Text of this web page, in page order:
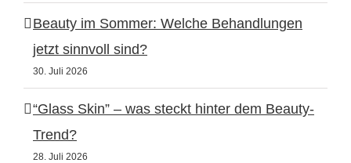
Beauty im Sommer: Welche Behandlungen
jetzt sinnvoll sind?
30. Juli 2026
“Glass Skin” – was steckt hinter dem Beauty-
Trend?
28. Juli 2026